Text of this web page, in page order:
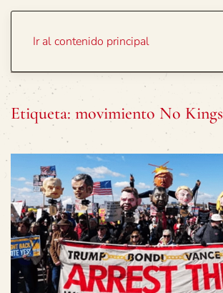
Ir al contenido principal
Etiqueta: movimiento No Kings